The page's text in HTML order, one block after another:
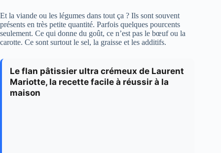
Et la viande ou les légumes dans tout ça ? Ils sont souvent
présents en très petite quantité. Parfois quelques pourcents
seulement. Ce qui donne du goût, ce n’est pas le bœuf ou la
carotte. Ce sont surtout le sel, la graisse et les additifs.
Le flan pâtissier ultra crémeux de Laurent
Mariotte, la recette facile à réussir à la
maison